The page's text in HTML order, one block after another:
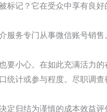
标记？它在受众中享有良
服务专门从事微信账号销
要小心。在如此充满活力
统计或参与程度。尽职调
定归结为谨慎的成本效益